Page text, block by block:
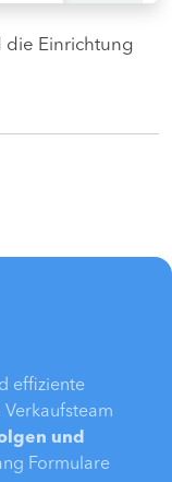
die Einrichtung
effiziente
und
Formulare